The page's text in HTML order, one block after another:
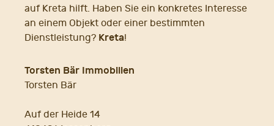
auf Kreta hilft. Haben Sie ein konkretes Interesse
an einem Objekt oder einer bestimmten
Dienstleistung? Kreta!
Torsten Bär Immobilien
Torsten Bär
Auf der Heide 14